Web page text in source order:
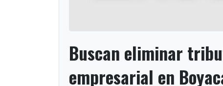
Buscan eliminar
empresarial en